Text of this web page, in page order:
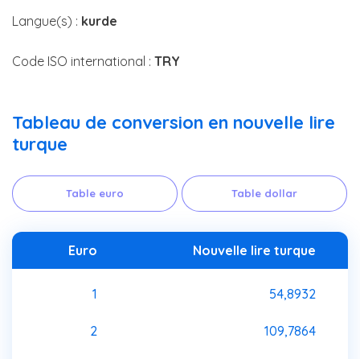
Langue(s) : kurde
Code ISO international : TRY
Tableau de conversion en nouvelle lire
turque
Table euro Table dollar
Euro Nouvelle lire turque
1 54,8932
2 109,7864